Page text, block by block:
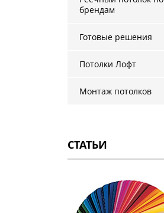
брендам
Готовые решения
Потолки Лофт
Монтаж потолков
СТАТЬИ